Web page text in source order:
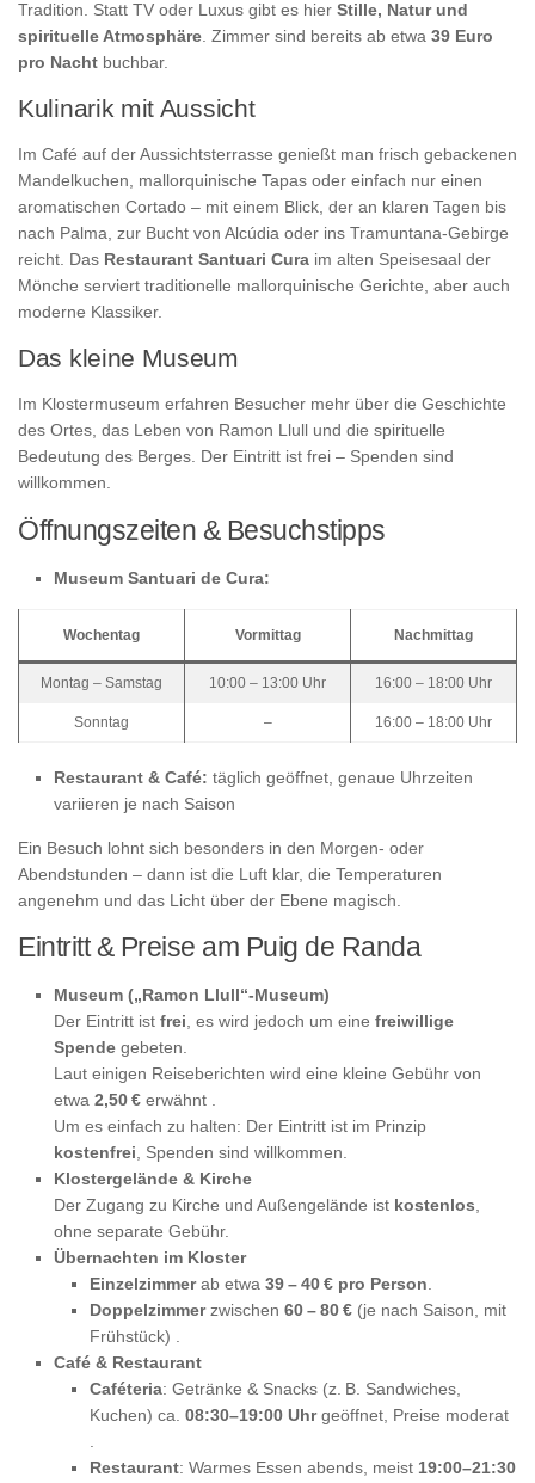
Tradition. Statt TV oder Luxus gibt es hier Stille, Natur und
spirituelle Atmosphäre. Zimmer sind bereits ab etwa 39 Euro
pro Nacht buchbar.
Kulinarik mit Aussicht
Im Café auf der Aussichtsterrasse genießt man frisch gebackenen
Mandelkuchen, mallorquinische Tapas oder einfach nur einen
aromatischen Cortado – mit einem Blick, der an klaren Tagen bis
nach Palma, zur Bucht von Alcúdia oder ins Tramuntana-Gebirge
reicht. Das Restaurant Santuari Cura im alten Speisesaal der
Mönche serviert traditionelle mallorquinische Gerichte, aber auch
moderne Klassiker.
Das kleine Museum
Im Klostermuseum erfahren Besucher mehr über die Geschichte
des Ortes, das Leben von Ramon Llull und die spirituelle
Bedeutung des Berges. Der Eintritt ist frei – Spenden sind
willkommen.
Öffnungszeiten & Besuchstipps
Museum Santuari de Cura:
Wochentag Vormittag Nachmittag
Montag – Samstag 10:00 – 13:00 Uhr 16:00 – 18:00 Uhr
Sonntag – 16:00 – 18:00 Uhr
Restaurant & Café: täglich geöffnet, genaue Uhrzeiten
variieren je nach Saison
Ein Besuch lohnt sich besonders in den Morgen- oder
Abendstunden – dann ist die Luft klar, die Temperaturen
angenehm und das Licht über der Ebene magisch.
Eintritt & Preise am Puig de Randa
Museum („Ramon Llull“-Museum)
Der Eintritt ist frei , es wird jedoch um eine freiwillige
Spende gebeten.
Laut einigen Reiseberichten wird eine kleine Gebühr von
etwa 2,50 € erwähnt .
Um es einfach zu halten: Der Eintritt ist im Prinzip
kostenfrei , Spenden sind willkommen.
Klostergelände & Kirche
Der Zugang zu Kirche und Außengelände ist kostenlos
ohne separate Gebühr.
Übernachten im Kloster
Einzelzimmerab etwa 39 – 40 € pro Person
Doppelzimmerzwischen 60 – 80 € (je nach Saison, mit
Frühstück) .
Café & Restaurant
Caféteria: Getränke & Snacks (z. B. Sandwiches,
Kuchen) ca. 08:30–19:00 Uhrgeöffnet, Preise moderat
Restaurant: Warmes Essen abends, meist 19:00–21:30